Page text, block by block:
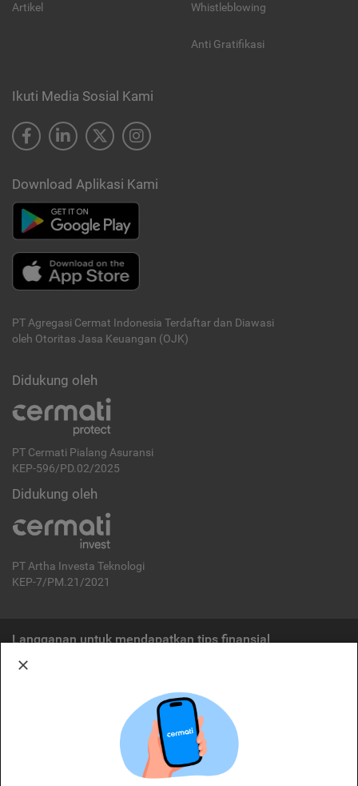
Artikel Whistleblowing
Anti Gratifikasi
Ikuti Media Sosial Kami
Download Aplikasi Kami
PT Agregasi Cermat Indonesia Terdaftar dan Diawasi
oleh Otoritas Jasa Keuangan (OJK)
Didukung oleh
PT Cermati Pialang Asuransi
KEP-596/PD.02/2025
Didukung oleh
PT Artha Investa Teknologi
KEP-7/PM.21/2021
Langganan untuk mendapatkan tips finansial
Cermati merupakan penyelenggara agregasi jasa keuangan yang terdaftar di
OJK. Oleh karena itu, produk dan/atau layanan jasa keuangan yang
ditawarkan bukan merupakan produk dan/atau layanan jasa keuangan yang
diterbitkan oleh Cermati dan Cermati tidak bertanggung jawab atas tuntutan